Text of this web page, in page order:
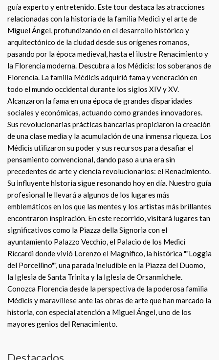
guía experto y entretenido. Este tour destaca las atracciones
relacionadas con la historia de la familia Medici y el arte de
Miguel Ángel, profundizando en el desarrollo histórico y
arquitectónico de la ciudad desde sus orígenes romanos,
pasando por la época medieval, hasta el ilustre Renacimiento y
la Florencia moderna. Descubra a los Médicis: los soberanos de
Florencia. La familia Médicis adquirió fama y veneración en
todo el mundo occidental durante los siglos XIV y XV.
Alcanzaron la fama en una época de grandes disparidades
sociales y económicas, actuando como grandes innovadores.
Sus revolucionarias prácticas bancarias propiciaron la creación
de una clase media y la acumulación de una inmensa riqueza. Los
Médicis utilizaron su poder y sus recursos para desafiar el
pensamiento convencional, dando paso a una era sin
precedentes de arte y ciencia revolucionarios: el Renacimiento.
Su influyente historia sigue resonando hoy en día. Nuestro guía
profesional le llevará a algunos de los lugares más
emblemáticos en los que las mentes y los artistas más brillantes
encontraron inspiración. En este recorrido, visitará lugares tan
significativos como la Piazza della Signoria con el
ayuntamiento Palazzo Vecchio, el Palacio de los Medici
Riccardi donde vivió Lorenzo el Magnífico, la histórica ""Loggia
del Porcellino"", una parada ineludible en la Piazza del Duomo,
la Iglesia de Santa Trinita y la Iglesia de Orsanmichele.
Conozca Florencia desde la perspectiva de la poderosa familia
Médicis y maravíllese ante las obras de arte que han marcado la
historia, con especial atención a Miguel Ángel, uno de los
mayores genios del Renacimiento.
Destacados